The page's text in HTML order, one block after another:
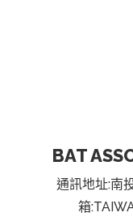
BAT
通訊地址:南
箱